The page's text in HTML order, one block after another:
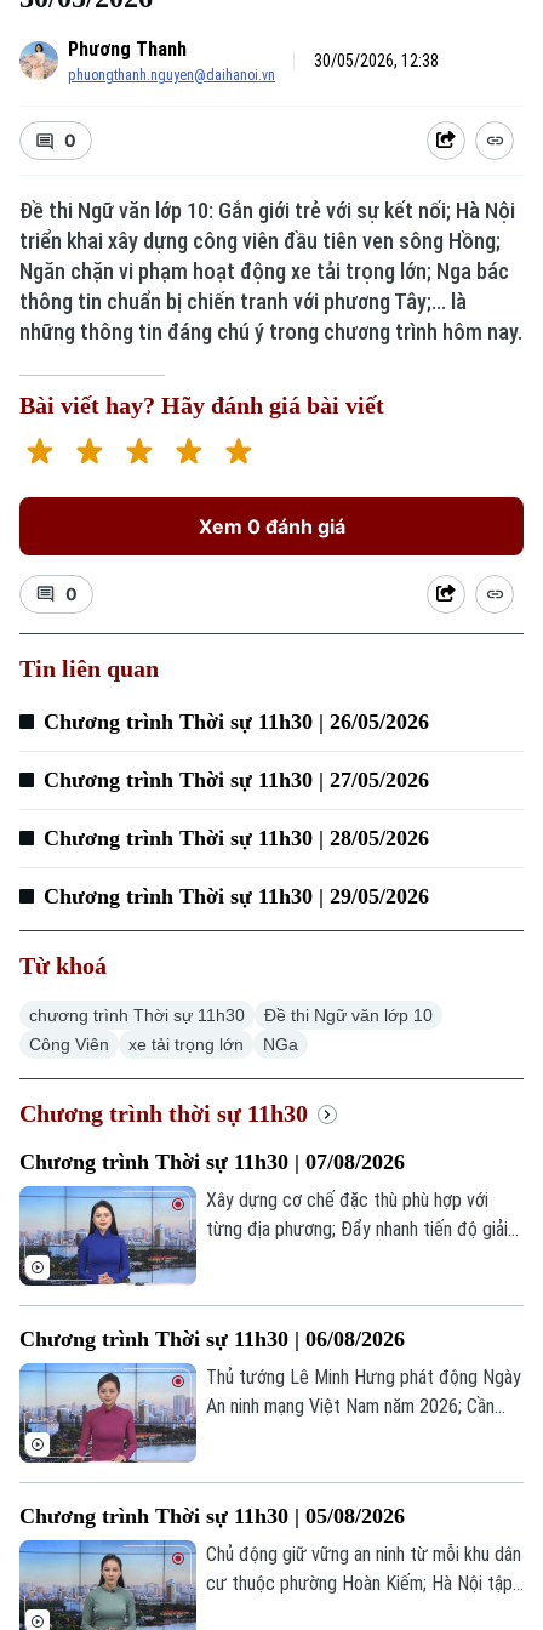
Phương Thanh
phuongthanh.nguyen@daihanoi.vn
30/05/2026, 12:38
0
Đề thi Ngữ văn lớp 10: Gắn giới trẻ với sự kết nối; Hà Nội
triển khai xây dựng công viên đầu tiên ven sông Hồng;
Ngăn chặn vi phạm hoạt động xe tải trọng lớn; Nga bác
thông tin chuẩn bị chiến tranh với phương Tây;... là
những thông tin đáng chú ý trong chương trình hôm nay.
Bài viết hay? Hãy đánh giá bài viết
Xem 0 đánh giá
0
Tin liên quan
Chương trình Thời sự 11h30 | 26/05/2026
Chương trình Thời sự 11h30 | 27/05/2026
Chương trình Thời sự 11h30 | 28/05/2026
Chương trình Thời sự 11h30 | 29/05/2026
Từ khoá
chương trình Thời sự 11h30
Đề thi Ngữ văn lớp 10
Công Viên
xe tải trọng lớn NGa
Chương trình thời sự 11h30
Chương trình Thời sự 11h30 | 07/08/2026
Xây dựng cơ chế đặc thù phù hợp với
từng địa phương; Đẩy nhanh tiến độ giải
chú ý trong chương trình hôm nay.
Chương trình Thời sự 11h30 | 06/08/2026
Thủ tướng Lê Minh Hưng phát động Ngày
An ninh mạng Việt Nam năm 2026; Cần
Patriot;... là một số nội dung đáng chú ý
trong chương trình hôm nay.
Chương trình Thời sự 11h30 | 05/08/2026
Chủ động giữ vững an ninh từ mỗi khu dân
cư thuộc phường Hoàn Kiếm; Hà Nội tập